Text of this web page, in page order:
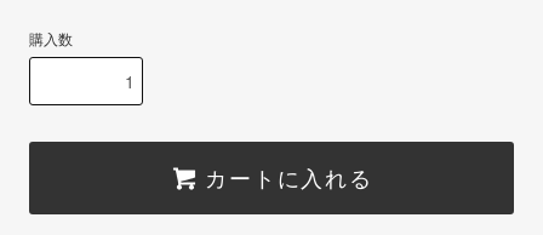
購入数
カートに入れる